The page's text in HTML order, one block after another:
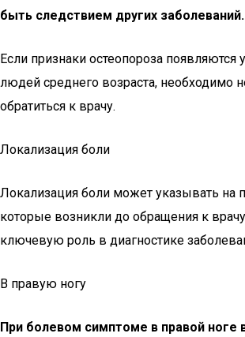
быть следствием других заболеваний.
Если признаки остеопороза
людей среднего возраста, необходимо
обратиться к врачу.
Локализация боли
Локализация боли может указывать на
которые возникли до обращения к
ключевую роль в диагностике
В правую ногу
При болевом симптоме в правой ноге